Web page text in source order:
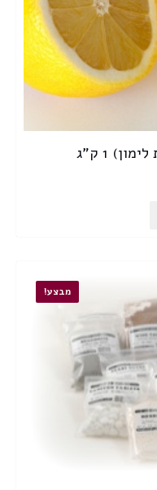
1 ק”ג
מבצע!